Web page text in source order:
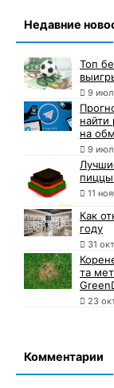
Недавние
Топ
9
найти
на
9
11
Как
году
31
та
23
Комментарии